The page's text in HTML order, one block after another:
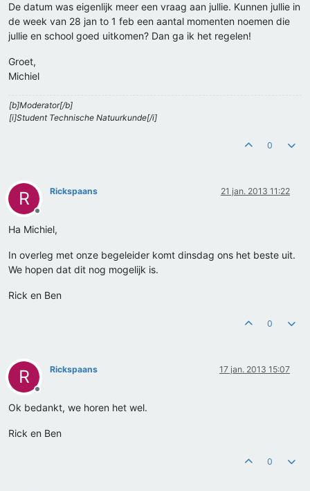
De datum was eigenlijk meer een vraag aan jullie. Kunnen jullie in
de week van 28 jan to 1 feb een aantal momenten noemen die
jullie en school goed uitkomen? Dan ga ik het regelen!
Groet,
Michiel
[b]Moderator[/b]
[i]Student Technische Natuurkunde[/i]
0
R
Offline
Rickspaans 21 jan. 2013 11:22
Ha Michiel,
In overleg met onze begeleider komt dinsdag ons het beste uit.
We hopen dat dit nog mogelijk is.
Rick en Ben
0
R
Offline
Rickspaans 17 jan. 2013 15:07
Ok bedankt, we horen het wel.
Rick en Ben
0